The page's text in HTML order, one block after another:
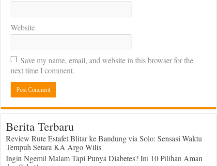
Website
Save my name, email, and website in this browser for the
next time I comment.
Berita Terbaru
Review Rute Estafet Blitar ke Bandung via Solo: Sensasi Waktu
Tempuh Setara KA Argo Wilis
Ingin Ngemil Malam Tapi Punya Diabetes? Ini 10 Pilihan Aman